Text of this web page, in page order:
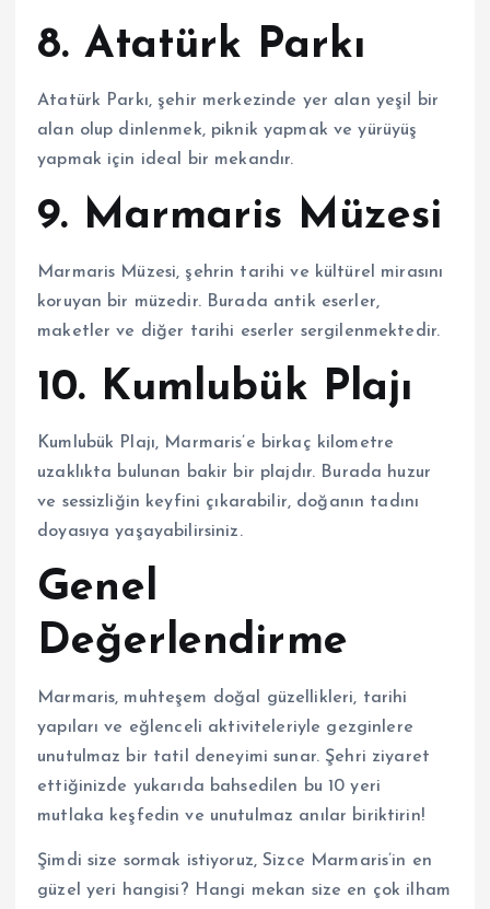
8. Atatürk Parkı
Atatürk Parkı, şehir merkezinde yer alan yeşil bir
alan olup dinlenmek, piknik yapmak ve yürüyüş
yapmak için ideal bir mekandır.
9. Marmaris Müzesi
Marmaris Müzesi, şehrin tarihi ve kültürel mirasını
koruyan bir müzedir. Burada antik eserler,
maketler ve diğer tarihi eserler sergilenmektedir.
10. Kumlubük Plajı
Kumlubük Plajı, Marmaris’e birkaç kilometre
uzaklıkta bulunan bakir bir plajdır. Burada huzur
ve sessizliğin keyfini çıkarabilir, doğanın tadını
doyasıya yaşayabilirsiniz.
Genel
Değerlendirme
Marmaris, muhteşem doğal güzellikleri, tarihi
yapıları ve eğlenceli aktiviteleriyle gezginlere
unutulmaz bir tatil deneyimi sunar. Şehri ziyaret
ettiğinizde yukarıda bahsedilen bu 10 yeri
mutlaka keşfedin ve unutulmaz anılar biriktirin!
Şimdi size sormak istiyoruz, Sizce Marmaris’in en
güzel yeri hangisi? Hangi mekan size en çok ilham